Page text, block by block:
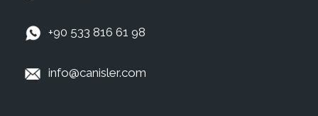
+90 533 816 61 98
info@canisler.com